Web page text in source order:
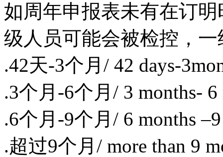
如周年申报表未有在订
级人员可能会被检控，
.42天-3个月/ 42 days-
.3个月-6个月/ 3 months-
.6个月-9个月/ 6 months
.超过9个月/ more than 9